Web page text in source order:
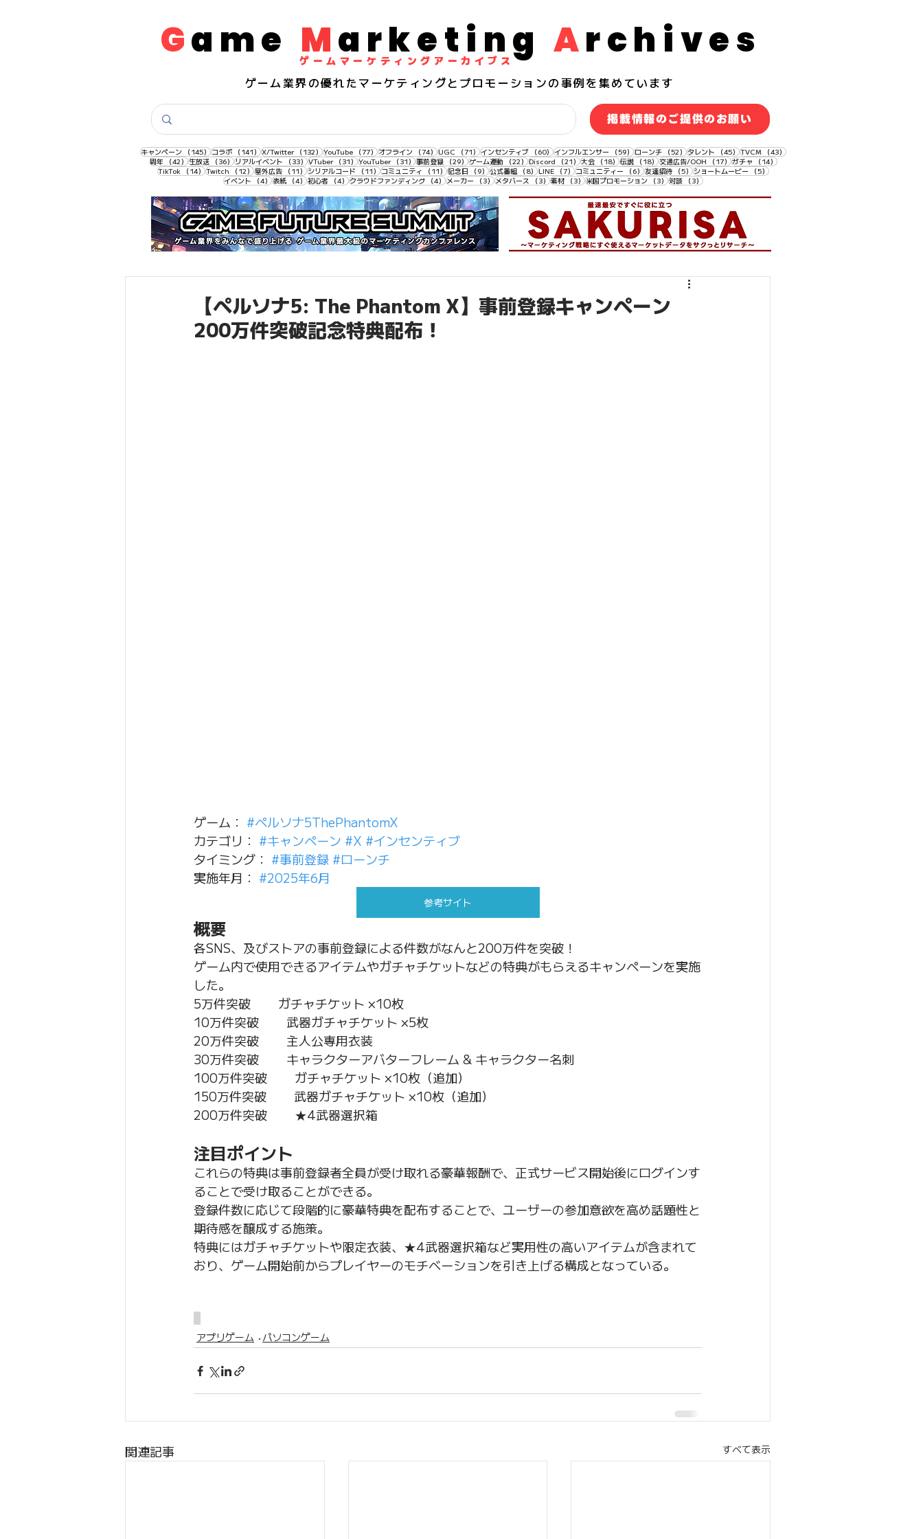
Game Marketing Archives
​ゲームマーケティングアーカイブス
​ゲーム業界の優れたマーケティングとプロモーションの事例を集めています
掲載情報のご提供のお願い
キャンペーン （145）145件の記事
コラボ （141）141件の記事
X/Twitter （132）132件の記事
YouTube （77）77件の記事
オフライン （74）74件の記事
UGC （71）71件の記事
インセンティブ （60）60件の記事
インフルエンサー （59）59件の記事
ローンチ （52）52件の記事
タレント （45）45件の記事
TVCM （43）43件の記事
周年
（42）42件の記事
生放送 （36）36件の記事
リアルイベント （33）33件の記事
VTuber （31）31件の記事
YouTuber （31）31件の記事
事前登録 （29）29件の記事
ゲーム連動 （22）22件の記事
Discord （21）21件の記事
大会 （18）18件の記事
伝説 （18）18件の記事
交通広告/OOH （17）17件の記事
ガチャ （14）14件の記事
TikTok （14）14件の記事
Twitch （12）12件の記事
屋外広告 （11）11件の記事
シリアルコード （11）11件の記事
コミュニティ （11）11件の記事
記念日 （9）9件の記事
公式番組 （8）8件の記事
LINE （7）7件の記事
コミュニティー （6）6件の記事
友達招待 （5）5件の記事
ショートムービー （5）5件の記事
イベント
（4）4件の記事
表紙 （4）4件の記事
初心者 （4）4件の記事
クラウドファンディング （4）4件の記事
メーカー （3）3件の記事
メタバース （3）3件の記事
素材 （3）3件の記事
米国プロモーション （3）3件の記事
対談 （3）3件の記事
【ペルソナ5: The Phantom X】事前登録キャンペーン
200万件突破記念特典配布！
ゲーム： #ペルソナ5ThePhantomX
カテゴリ： #キャンペーン #X #インセンティブ
タイミング： #事前登録 #ローンチ
実施年月： #2025年6月
参考サイト
概要
各SNS、及びストアの事前登録による件数がなんと200万件を突破！
ゲーム内で使用できるアイテムやガチャチケットなどの特典がもらえるキャンペーンを実施
した。
5万件突破        ガチャチケット ×10枚
10万件突破        武器ガチャチケット ×5枚
20万件突破        主人公専用衣装
30万件突破        キャラクターアバターフレーム & キャラクター名刺
100万件突破        ガチャチケット ×10枚（追加）
150万件突破        武器ガチャチケット ×10枚（追加）
200万件突破        ★4武器選択箱
注目ポイント
これらの特典は事前登録者全員が受け取れる豪華報酬で、正式サービス開始後にログインす
ることで受け取ることができる。
登録件数に応じて段階的に豪華特典を配布することで、ユーザーの参加意欲を高め話題性と
期待感を醸成する施策。
特典にはガチャチケットや限定衣装、★4武器選択箱など実用性の高いアイテムが含まれて
おり、ゲーム開始前からプレイヤーのモチベーションを引き上げる構成となっている。
アプリゲーム パソコンゲーム
関連記事 すべて表示